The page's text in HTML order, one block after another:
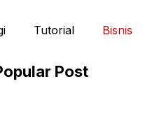
Tutorial Bisnis
Post